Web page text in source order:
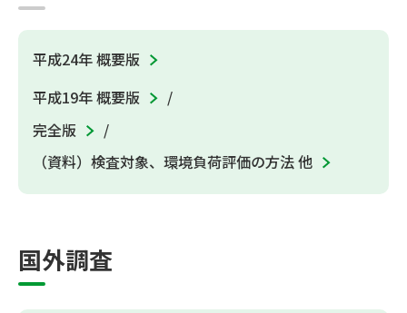
平成24年 概要版
平成19年 概要版
完全版
（資料）検査対象、環境負荷評価の方法 他
国外調査